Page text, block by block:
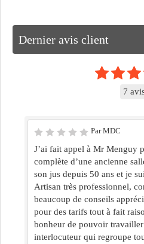
Dernier avis client
7
Par MDC
J’ai fait appel à Mr Menguy
complète d’une ancienne
son jus depuis 50 ans et je
Artisan très professionnel,
beaucoup de conseils
pour des tarifs tout à fait
bonheur de pouvoir
interlocuteur qui regroupe